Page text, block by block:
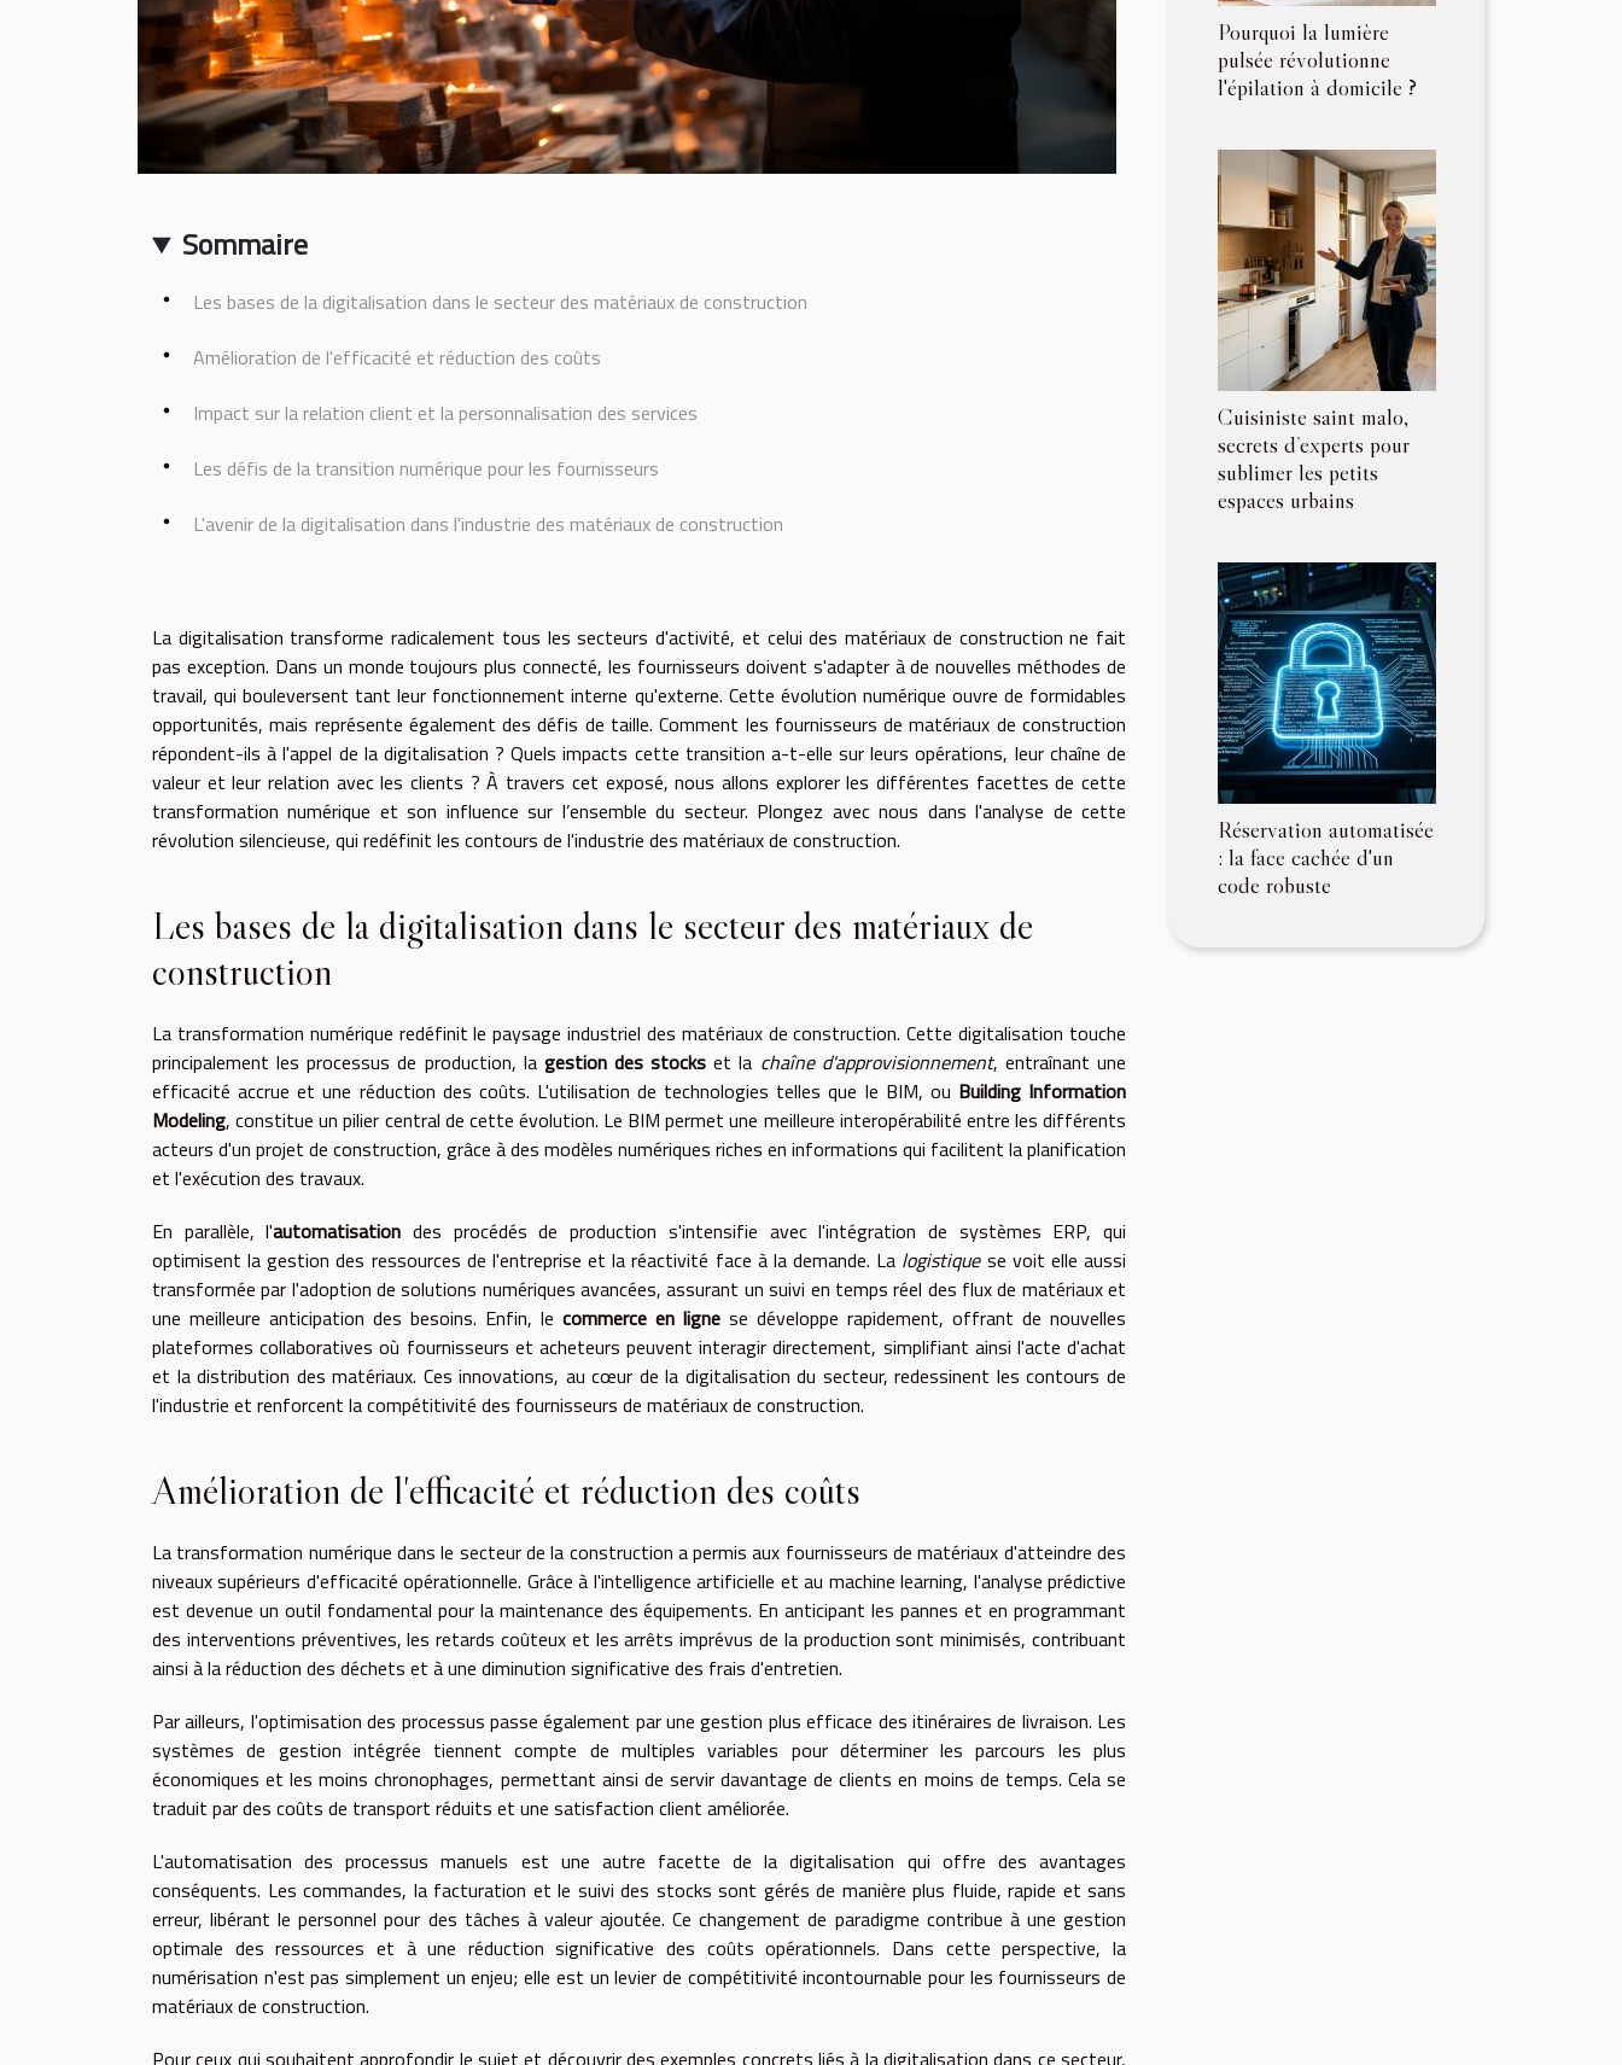
Sommaire
Les bases de la digitalisation dans le secteur des matériaux de construction
Amélioration de l'efficacité et réduction des coûts
Impact sur la relation client et la personnalisation des services
Les défis de la transition numérique pour les fournisseurs
L'avenir de la digitalisation dans l'industrie des matériaux de construction
La digitalisation transforme radicalement tous les secteurs d'activité, et celui des matériaux de construction ne fait
pas exception. Dans un monde toujours plus connecté, les fournisseurs doivent s'adapter à de nouvelles méthodes de
travail, qui bouleversent tant leur fonctionnement interne qu'externe. Cette évolution numérique ouvre de formidables
opportunités, mais représente également des défis de taille. Comment les fournisseurs de matériaux de construction
répondent-ils à l'appel de la digitalisation ? Quels impacts cette transition a-t-elle sur leurs opérations, leur chaîne de
valeur et leur relation avec les clients ? À travers cet exposé, nous allons explorer les différentes facettes de cette
transformation numérique et son influence sur l’ensemble du secteur. Plongez avec nous dans l'analyse de cette
révolution silencieuse, qui redéfinit les contours de l'industrie des matériaux de construction.
Les bases de la digitalisation dans le secteur des matériaux de
construction
La transformation numérique redéfinit le paysage industriel des matériaux de construction. Cette digitalisation touche
principalement les processus de production, la gestion des stocks et la chaîne d'approvisionnement, entraînant une
efficacité accrue et une réduction des coûts. L'utilisation de technologies telles que le BIM, ou Building Information
Modeling, constitue un pilier central de cette évolution. Le BIM permet une meilleure interopérabilité entre les différents
acteurs d'un projet de construction, grâce à des modèles numériques riches en informations qui facilitent la planification
et l'exécution des travaux.
En parallèle, l'automatisation des procédés de production s'intensifie avec l'intégration de systèmes ERP, qui
optimisent la gestion des ressources de l'entreprise et la réactivité face à la demande. La logistiquese voit elle aussi
transformée par l'adoption de solutions numériques avancées, assurant un suivi en temps réel des flux de matériaux et
une meilleure anticipation des besoins. Enfin, le commerce en ligne se développe rapidement, offrant de nouvelles
plateformes collaboratives où fournisseurs et acheteurs peuvent interagir directement, simplifiant ainsi l'acte d'achat
et la distribution des matériaux. Ces innovations, au cœur de la digitalisation du secteur, redessinent les contours de
l'industrie et renforcent la compétitivité des fournisseurs de matériaux de construction.
Amélioration de l'efficacité et réduction des coûts
La transformation numérique dans le secteur de la construction a permis aux fournisseurs de matériaux d'atteindre des
niveaux supérieurs d'efficacité opérationnelle. Grâce à l'intelligence artificielle et au machine learning, l'analyse prédictive
est devenue un outil fondamental pour la maintenance des équipements. En anticipant les pannes et en programmant
des interventions préventives, les retards coûteux et les arrêts imprévus de la production sont minimisés, contribuant
ainsi à la réduction des déchets et à une diminution significative des frais d'entretien.
Par ailleurs, l'optimisation des processus passe également par une gestion plus efficace des itinéraires de livraison. Les
systèmes de gestion intégrée tiennent compte de multiples variables pour déterminer les parcours les plus
économiques et les moins chronophages, permettant ainsi de servir davantage de clients en moins de temps. Cela se
traduit par des coûts de transport réduits et une satisfaction client améliorée.
L'automatisation des processus manuels est une autre facette de la digitalisation qui offre des avantages
conséquents. Les commandes, la facturation et le suivi des stocks sont gérés de manière plus fluide, rapide et sans
erreur, libérant le personnel pour des tâches à valeur ajoutée. Ce changement de paradigme contribue à une gestion
optimale des ressources et à une réduction significative des coûts opérationnels. Dans cette perspective, la
numérisation n'est pas simplement un enjeu; elle est un levier de compétitivité incontournable pour les fournisseurs de
matériaux de construction.
Pourquoi la lumière
pulsée révolutionne
l'épilation à domicile ?
Cuisiniste saint malo,
secrets d’experts pour
sublimer les petits
espaces urbains
Réservation automatisée
: la face cachée d'un
code robuste